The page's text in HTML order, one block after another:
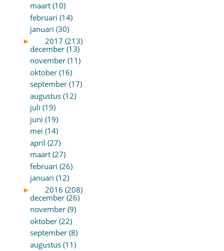
maart (10)
februari (14)
januari (30)
►
2017 (213)
december (13)
november (11)
oktober (16)
september (17)
augustus (12)
juli (19)
juni (19)
mei (14)
april (27)
maart (27)
februari (26)
januari (12)
►
2016 (208)
december (26)
november (9)
oktober (22)
september (8)
augustus (11)